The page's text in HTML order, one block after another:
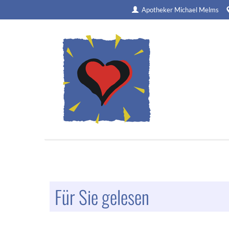
Apotheker Michael Melms
Für Sie gelesen